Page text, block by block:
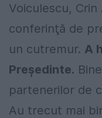
Voiculescu,
conferinţă de
un cutremur. A
Preşedinte.
partenerilor de
Au trecut mai